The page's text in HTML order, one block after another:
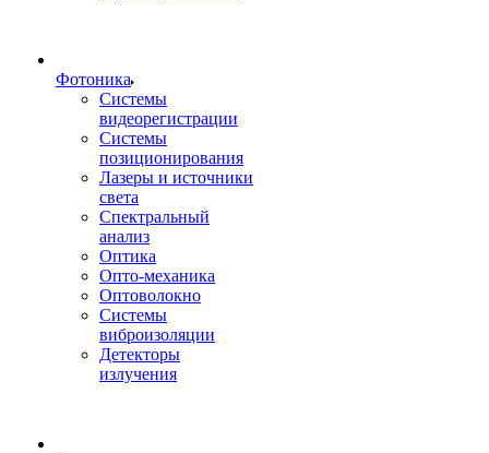
Фотоника
Cистемы
видеорегистрации
Системы
позиционирования
Лазеры и источники
света
Спектральный
анализ
Оптика
Опто-механика
Оптоволокно
Системы
виброизоляции
Детекторы
излучения